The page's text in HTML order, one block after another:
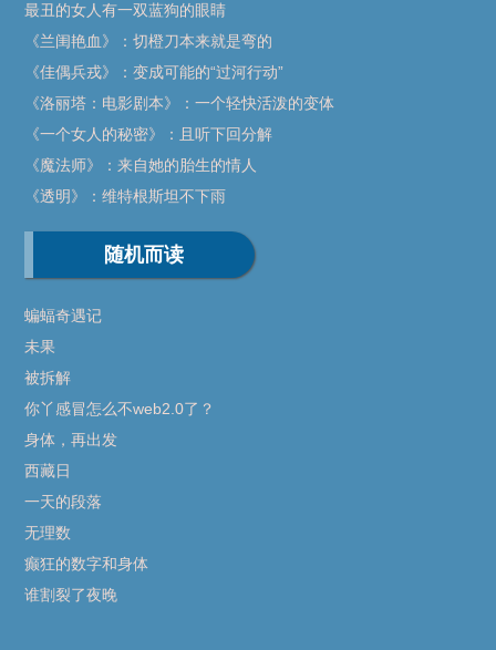
最丑的女人有一双蓝狗的眼睛
《兰闺艳血》：切橙刀本来就是弯的
《佳偶兵戎》：变成可能的“过河行动”
《洛丽塔：电影剧本》：一个轻快活泼的变体
《一个女人的秘密》：且听下回分解
《魔法师》：来自她的胎生的情人
《透明》：维特根斯坦不下雨
随机而读
蝙蝠奇遇记
未果
被拆解
你丫感冒怎么不web2.0了？
身体，再出发
西藏日
一天的段落
无理数
癫狂的数字和身体
谁割裂了夜晚